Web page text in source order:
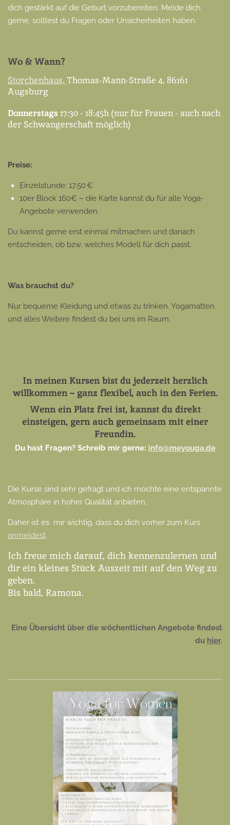
dich gestärkt auf die Geburt vorzubereiten. Melde dich
gerne, solltest du Fragen oder Unsicherheiten haben.
Wo & Wann?
Storchenhaus, Thomas-Mann-Straße 4, 86161
Augsburg
Donnerstags 17:30 - 18:45h (nur für Frauen - auch nach
der Schwangerschaft möglich)
Preise:
Einzelstunde: 17.50 €
10er Block 160€ – die Karte kannst du für alle Yoga-
Angebote verwenden.
Du kannst gerne erst einmal mitmachen und danach
entscheiden, ob bzw. welches Modell für dich passt.
Was brauchst du?
Nur bequeme Kleidung und etwas zu trinken. Yogamatten
und alles Weitere findest du bei uns im Raum.
In meinen Kursen bist du jederzeit herzlich
willkommen – ganz flexibel, auch in den Ferien.
Wenn ein Platz frei ist, kannst du direkt
einsteigen, gern auch gemeinsam mit einer
Freundin.
Du hast Fragen? Schreib mir gerne: info@meyouga.de
Die Kurse sind sehr gefragt und ich möchte eine entspannte
Atmosphäre in hoher Qualität anbieten,
Daher ist es mir wichtig, dass du dich vorher zum Kurs
anmeldest.
Ich freue mich darauf, dich kennenzulernen und
dir ein kleines Stück Auszeit mit auf den Weg zu
geben.
Bis bald, Ramona.
Eine Übersicht über die wöchentlichen Angebote findest
du hier.